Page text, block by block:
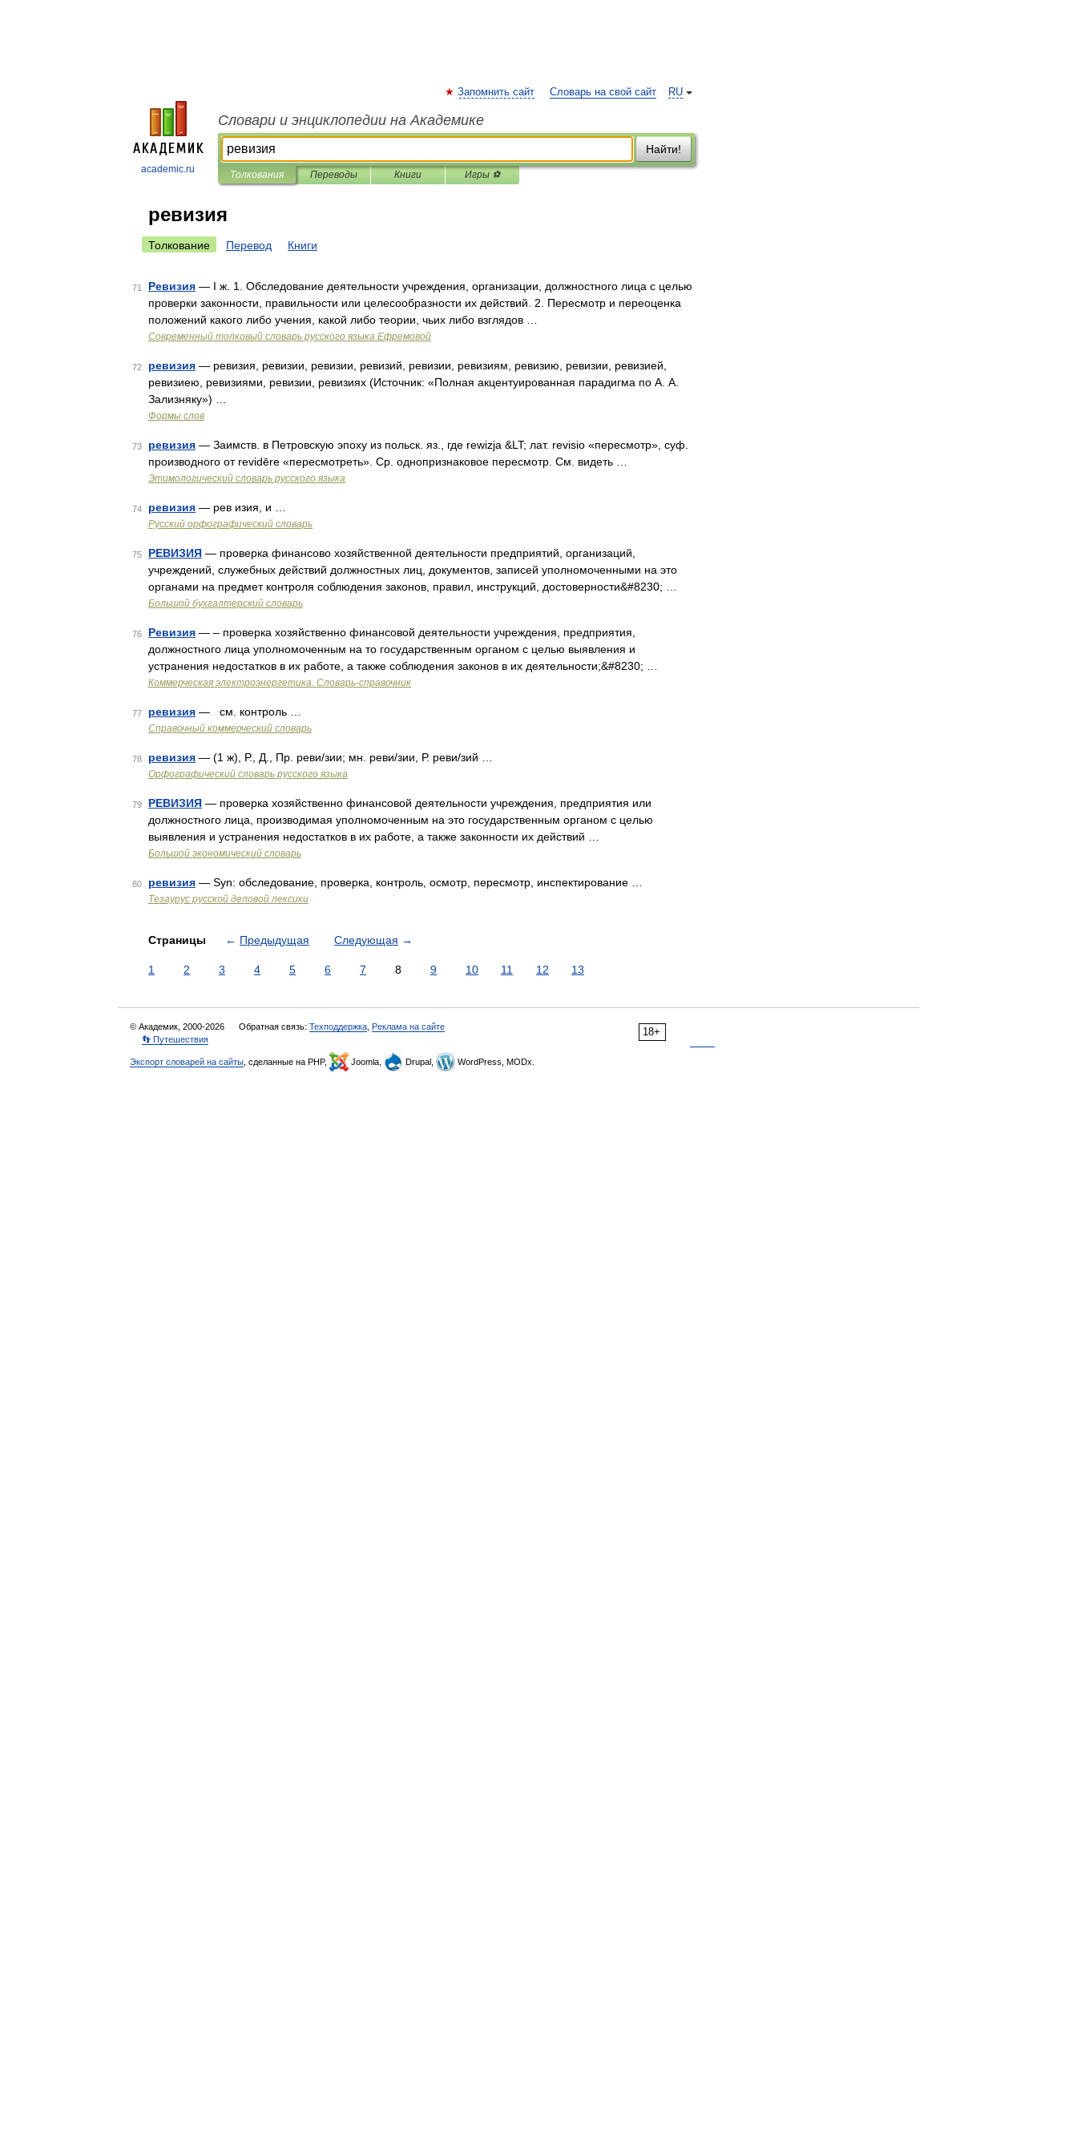
academic.ru
RU
Запомнить сайт Словарь на свой сайт
Словари и энциклопедии на Академике
Найти!
Толкования Переводы Книги Игры ⚽
ревизия
Толкование Перевод Книги
71 Ревизия — I ж. 1. Обследование деятельности учреждения, организации, должностного лица с целью
проверки законности, правильности или целесообразности их действий. 2. Пересмотр и переоценка
положений какого либо учения, какой либо теории, чьих либо взглядов …
Современный толковый словарь русского языка Ефремовой
72 ревизия — ревизия, ревизии, ревизии, ревизий, ревизии, ревизиям, ревизию, ревизии, ревизией,
ревизиею, ревизиями, ревизии, ревизиях (Источник: «Полная акцентуированная парадигма по А. А.
Зализняку») …
Формы слов
73 ревизия — Заимств. в Петровскую эпоху из польск. яз., где rewizja &LT; лат. revisio «пересмотр», суф.
производного от revidēre «пересмотреть». Ср. однопризнаковое пересмотр. См. видеть …
Этимологический словарь русского языка
74 ревизия — рев изия, и …
Русский орфографический словарь
75 РЕВИЗИЯ — проверка финансово хозяйственной деятельности предприятий, организаций,
учреждений, служебных действий должностных лиц, документов, записей уполномоченными на это
органами на предмет контроля соблюдения законов, правил, инструкций, достоверности&#8230; …
Большой бухгалтерский словарь
76 Ревизия — – проверка хозяйственно финансовой деятельности учреждения, предприятия,
должностного лица уполномоченным на то государственным органом с целью выявления и
устранения недостатков в их работе, а также соблюдения законов в их деятельности;&#8230; …
Коммерческая электроэнергетика. Словарь-справочник
77 ревизия — см. контроль …
Справочный коммерческий словарь
78 ревизия — (1 ж), Р., Д., Пр. реви/зии; мн. реви/зии, Р. реви/зий …
Орфографический словарь русского языка
79 РЕВИЗИЯ — проверка хозяйственно финансовой деятельности учреждения, предприятия или
должностного лица, производимая уполномоченным на это государственным органом с целью
выявления и устранения недостатков в их работе, а также законности их действий …
Большой экономический словарь
80 ревизия — Syn: обследование, проверка, контроль, осмотр, пересмотр, инспектирование …
Тезаурус русской деловой лексики
Страницы ← Предыдущая Следующая →
1 2 3 4 5 6 7 8 9 10 11 12 13
18+
© Академик, 2000-2026 Обратная связь: Техподдержка Реклама на сайте
👣 Путешествия
Экспорт словарей на сайты , сделанные на PHP, Joomla, Drupal, WordPress, MODx.